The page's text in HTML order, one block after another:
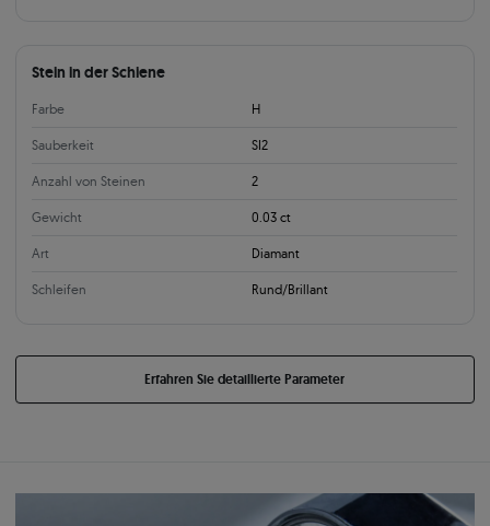
Stein in der Schiene
Farbe H
Sauberkeit SI2
Anzahl von Steinen 2
Gewicht 0.03 ct
Art Diamant
Schleifen Rund/Brillant
Erfahren Sie detaillierte Parameter